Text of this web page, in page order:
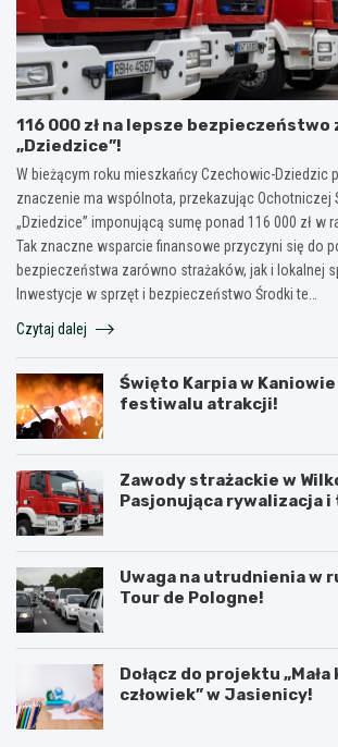
116 000 zł na lepsze bezpieczeństwo
„Dziedzice”!
W bieżącym roku mieszkańcy Czechowic-Dziedzic
znaczenie ma wspólnota, przekazując Ochotniczej
„Dziedzice” imponującą sumę ponad 116 000 zł w
Tak znaczne wsparcie finansowe przyczyni się do
bezpieczeństwa zarówno strażaków, jak i lokalnej
Inwestycje w sprzęt i bezpieczeństwo Środki te…
Czytaj dalej
Święto Karpia w
festiwalu atrakcji!
Zawody strażackie w
Pasjonująca rywalizacja
Uwaga na utrudnienia w
Tour de Pologne!
Dołącz do projektu
człowiek” w Jasienicy!